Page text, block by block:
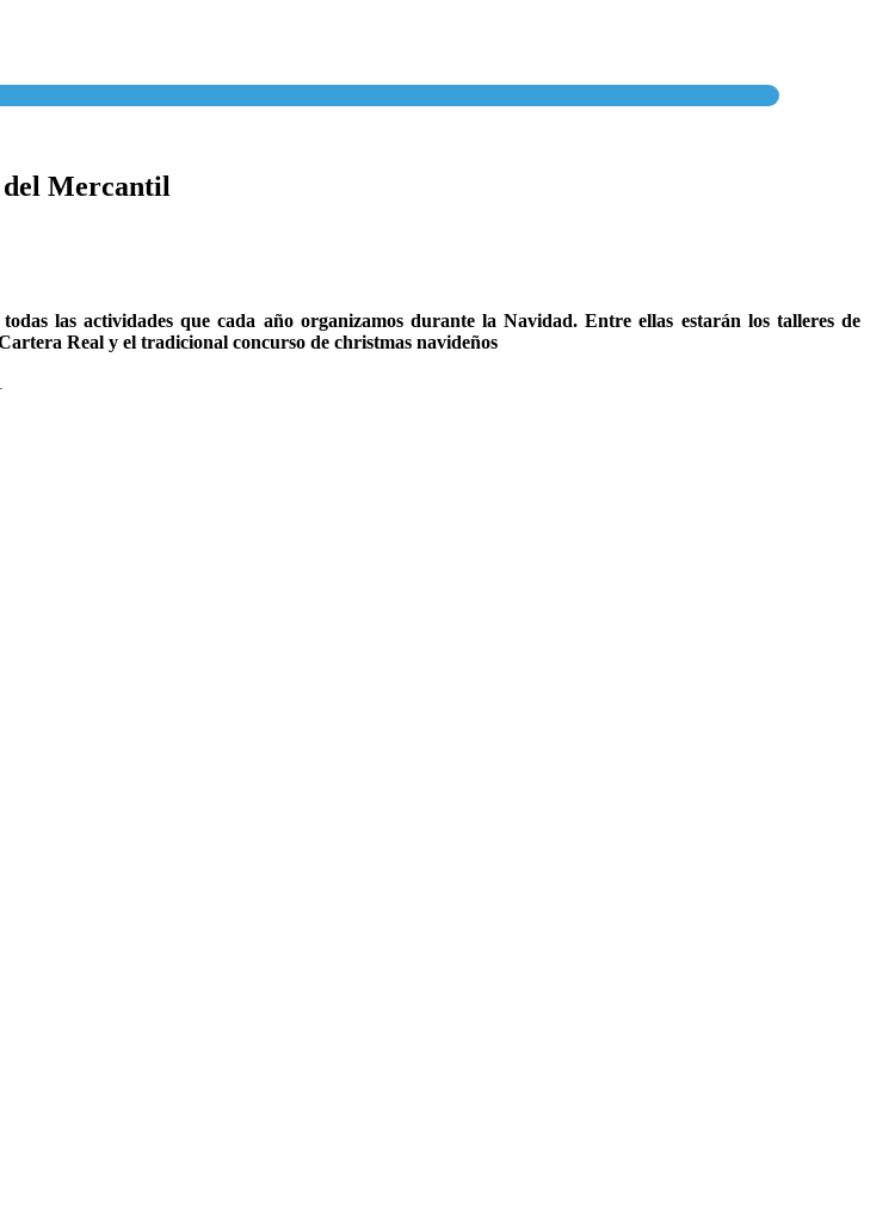
del Mercantil
las actividades que cada año organizamos durante la Navidad. Entre ellas estarán los talleres de
Real y el tradicional concurso de christmas navideños